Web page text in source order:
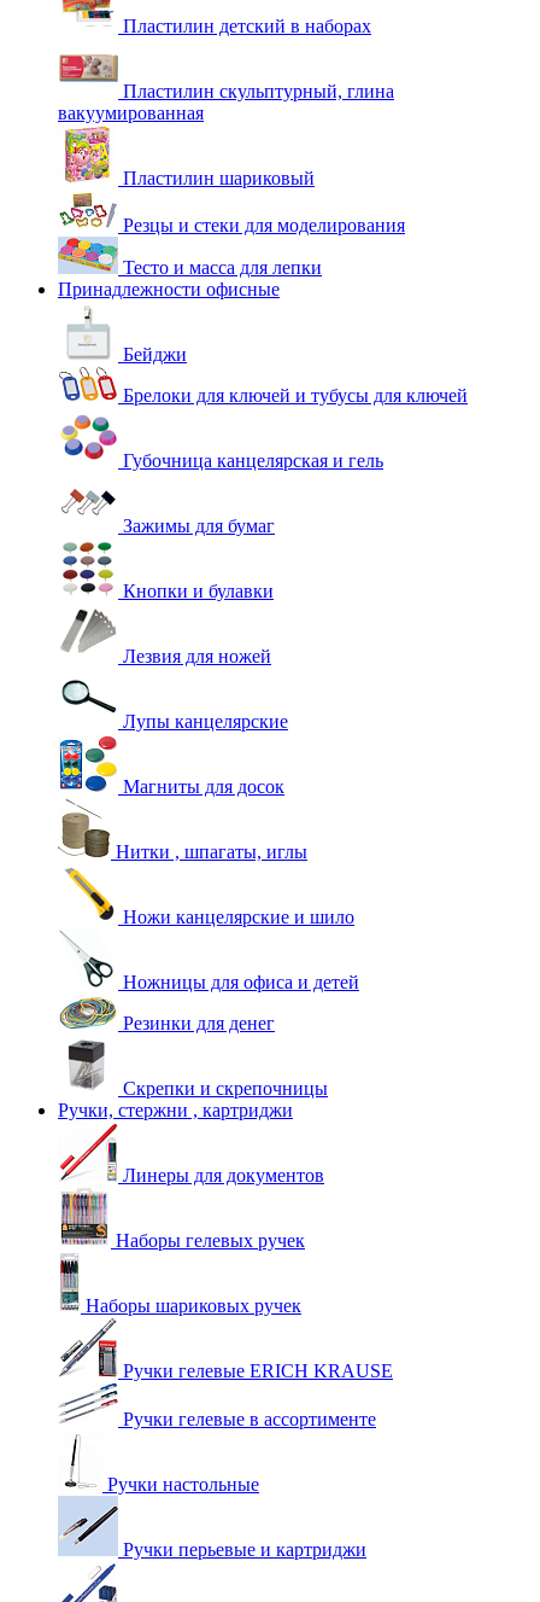
Пластилин детский в наборах
Пластилин скульптурный, глина
вакуумированная
Пластилин шариковый
Резцы и стеки для моделирования
Тесто и масса для лепки
Принадлежности офисные
Бейджи
Брелоки для ключей и тубусы для ключей
Губочница канцелярская и гель
Зажимы для бумаг
Кнопки и булавки
Лезвия для ножей
Лупы канцелярские
Магниты для досок
Нитки , шпагаты, иглы
Ножи канцелярские и шило
Ножницы для офиса и детей
Резинки для денег
Скрепки и скрепочницы
Ручки, стержни , картриджи
Линеры для документов
Наборы гелевых ручек
Наборы шариковых ручек
Ручки гелевые ERICH KRAUSE
Ручки гелевые в ассортименте
Ручки настольные
Ручки перьевые и картриджи